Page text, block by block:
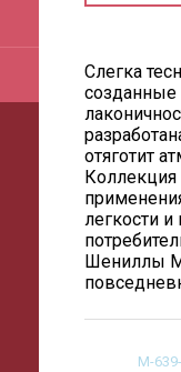
Слегка
созданные
отяготит
Коллекция
легкости
Шениллы
М-